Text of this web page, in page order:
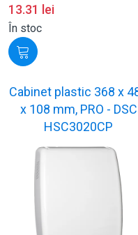
13.31 lei
În stoc
Cabinet plastic 368 x
x 108 mm, PRO - DSC
HSC3020CP